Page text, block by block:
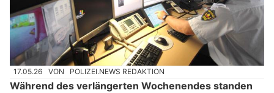
17.05.26 VON POLIZEI.NEWS REDAKTION
Während des verlängerten Wochenendes standen